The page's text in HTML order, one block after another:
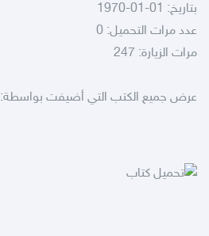
بتاريخ: 01-01-1970
عدد مرات التحميل: 0
مرات الزيارة: 247
عرض جميع الكتب التي أضيفت بواسطة: